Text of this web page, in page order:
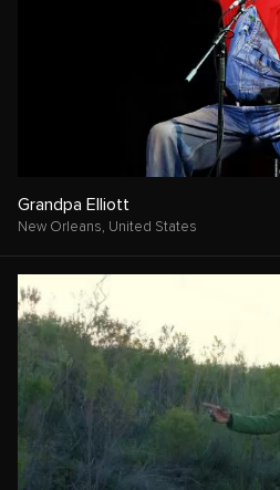
Grandpa Elliott
New Orleans, United States